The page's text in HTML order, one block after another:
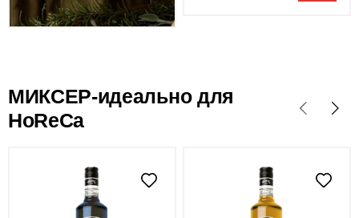
МИКСЕР-идеально для
HoReCa